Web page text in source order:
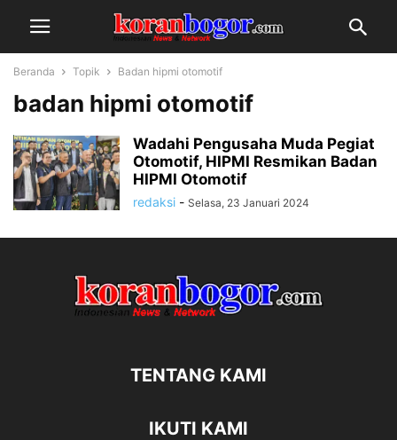
Beranda Topik Badan hipmi otomotif
badan hipmi otomotif
Wadahi Pengusaha Muda Pegiat
Otomotif, HIPMI Resmikan Badan
HIPMI Otomotif
redaksi - Selasa, 23 Januari 2024
TENTANG KAMI
IKUTI KAMI